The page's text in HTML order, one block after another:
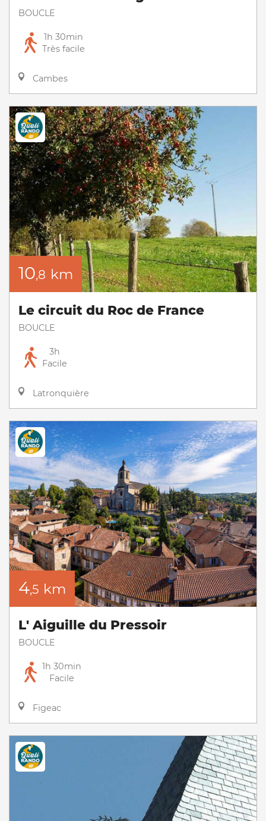
BOUCLE
1h 30min
Très facile
Cambes
10,8 km
Le circuit du Roc de France
BOUCLE
3h
Facile
Latronquière
4,5 km
L' Aiguille du Pressoir
BOUCLE
1h 30min
Facile
Figeac